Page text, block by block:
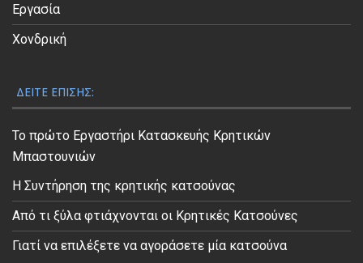
Εργασία
Χονδρική
ΔΕΊΤΕ ΕΠΊΣΗΣ:
Το πρώτο Εργαστήρι Κατασκευής Κρητικών
Μπαστουνιών
Η Συντήρηση της κρητικής κατσούνας
Από τι ξύλα φτιάχνονται οι Κρητικές Κατσούνες
Γιατί να επιλέξετε να αγοράσετε μία κατσούνα